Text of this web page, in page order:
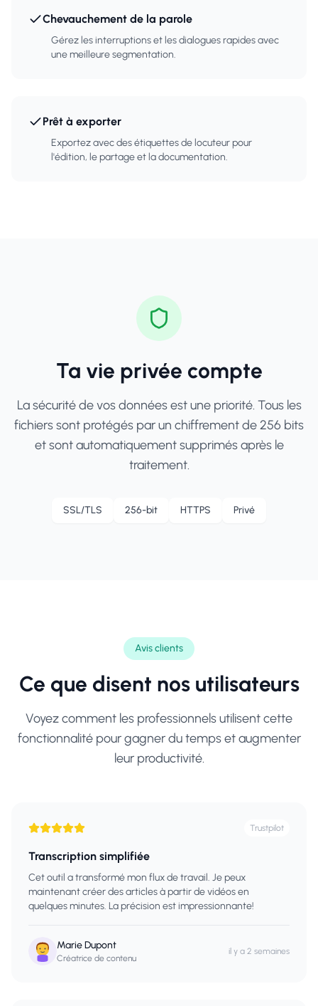
Chevauchement de la parole
Gérez les interruptions et les dialogues rapides avec
une meilleure segmentation.
Prêt à exporter
Exportez avec des étiquettes de locuteur pour
l'édition, le partage et la documentation.
Ta vie privée compte
La sécurité de vos données est une priorité. Tous les
fichiers sont protégés par un chiffrement de 256 bits
et sont automatiquement supprimés après le
traitement.
SSL/TLS 256-bit HTTPS Privé
Avis clients
Ce que disent nos utilisateurs
Voyez comment les professionnels utilisent cette
fonctionnalité pour gagner du temps et augmenter
leur productivité.
Trustpilot
Transcription simplifiée
Cet outil a transformé mon flux de travail. Je peux
maintenant créer des articles à partir de vidéos en
quelques minutes. La précision est impressionnante!
Marie Dupont
Créatrice de contenu
il y a 2 semaines